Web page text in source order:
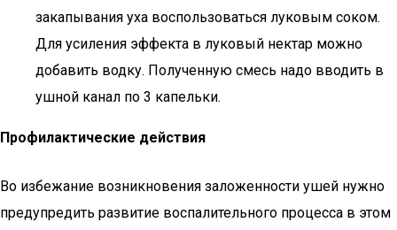
закапывания уха воспользоваться луковым соком.
Для усиления эффекта в луковый нектар можно
добавить водку. Полученную смесь надо вводить в
ушной канал по 3 капельки.
Профилактические действия
Во избежание возникновения заложенности ушей нужно
предупредить развитие воспалительного процесса в этом